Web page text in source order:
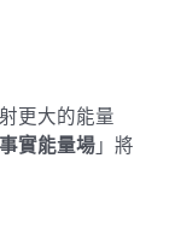
更大的能量
事實能量場 」將